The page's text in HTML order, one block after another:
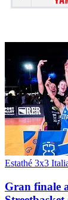
Estathé 3x3
Gran finale